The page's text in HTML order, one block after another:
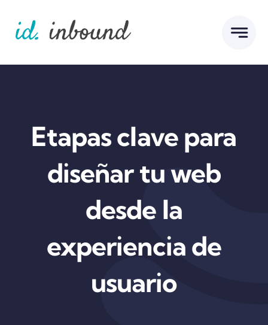
content
Etapas clave para
diseñar tu web
desde la
experiencia de
usuario